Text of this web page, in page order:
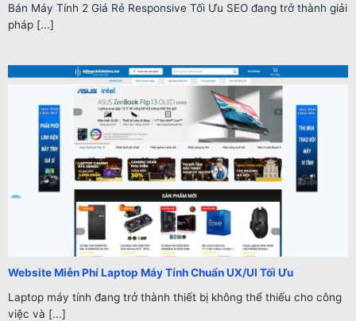
Bán Máy Tính 2 Giá Rẻ Responsive Tối Ưu SEO đang trở thành giải
pháp [...]
Website Miễn Phí Laptop Máy Tính Chuẩn UX/UI Tối Ưu
Laptop máy tính đang trở thành thiết bị không thể thiếu cho công
việc và [...]